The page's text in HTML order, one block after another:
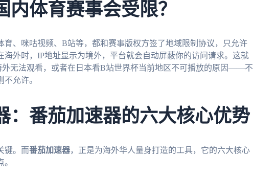
内体育赛事会受限？
育、咪咕视频、B站等，都和赛事版权方签了地域限制协议，只允许
海外时，IP地址显示为境外，平台就会自动屏蔽你的访问请求。这就
外无法观看，或者在日本看B站世界杯当前地区不可播放的原因——不
允许。
：番茄加速器的六大核心优势
键。而番茄加速器，正是为海外华人量身打造的工具，它的六大核心